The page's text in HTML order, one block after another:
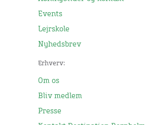
Events
Lejrskole
Nyhedsbrev
Erhverv:
Om os
Bliv medlem
Presse